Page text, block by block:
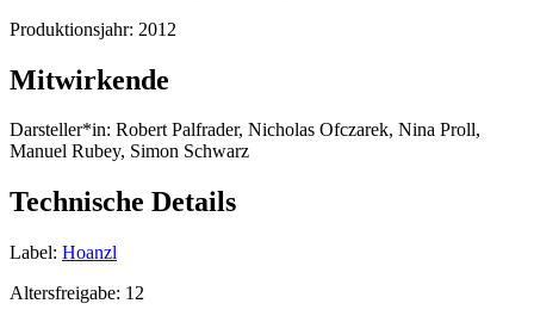
Produktionsjahr: 2012
Mitwirkende
Darsteller*in: Robert Palfrader, Nicholas Ofczarek, Nina Proll,
Manuel Rubey, Simon Schwarz
Technische Details
Label: Hoanzl
Altersfreigabe: 12